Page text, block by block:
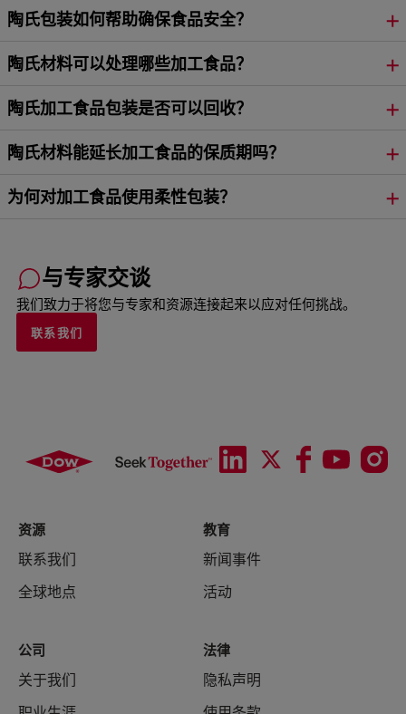
陶氏包装如何帮助确保食品安全？
陶氏材料可以处理哪些加工食品？
陶氏加工食品包装是否可以回收？
陶氏材料能延长加工食品的保质期吗？
为何对加工食品使用柔性包装？
与专家交谈
我们致力于将您与专家和资源连接起来以应对任何挑战。
联系我们
资源
联系我们
全球地点
教育
新闻事件
活动
公司
关于我们
法律
隐私声明